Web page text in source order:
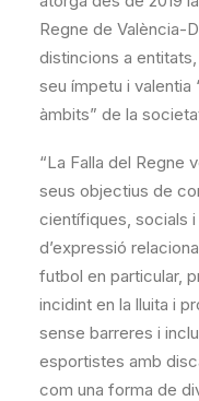
Regne de València-
distincions a
seu ímpetu i valentia
àmbits” de la
“La Falla del Regne
seus objectius de
científiques, socials
d’expressió
futbol en particular,
incidint en la lluita i
sense barreres i
esportistes amb
com una forma de